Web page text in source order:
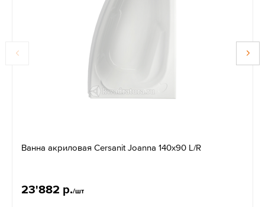
Ванна акриловая Cersanit Joanna 140x90 L/R
23'882 р./шт